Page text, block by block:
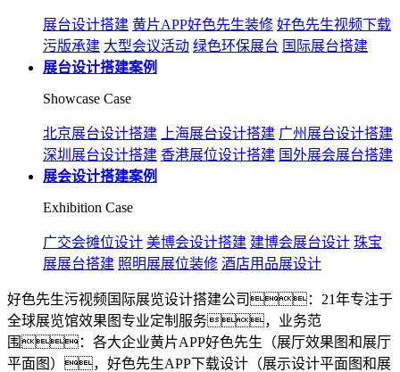
展台设计搭建 黄片APP好色先生装修 好色先生视频下载
污版承建 大型会议活动 绿色环保展台 国际展台搭建
展台设计搭建案例
Showcase Case
北京展台设计搭建 上海展台设计搭建 广州展台设计搭建
深圳展台设计搭建 香港展位设计搭建 国外展会展台搭建
展会设计搭建案例
Exhibition Case
广交会摊位设计 美博会设计搭建 建博会展台设计 珠宝
展展台搭建 照明展展位装修 酒店用品展设计
好色先生污视频国际展览设计搭建公司：21年专注于
全球展览馆效果图专业定制服务，业务范
围：各大企业黄片APP好色先生（展厅效果图和展厅
平面图），好色先生APP下载设计（展示设计平面图和展